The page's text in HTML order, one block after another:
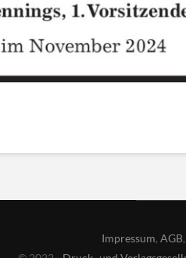
Impressum, AGB,